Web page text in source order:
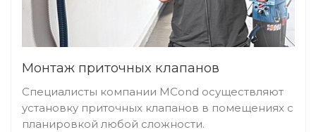
возведению здания, обустройства помещения. В
случае, если требуется установить систему
вентиляции в уже возведенное сооружение, то
обязательно нужно запросить план помещения для
Чтобы составить проектную документацию нужно
Монтаж приточных клапанов
Специалисты компании MCond осуществляют
установку приточных клапанов в помещениях с
планировкой любой сложности.